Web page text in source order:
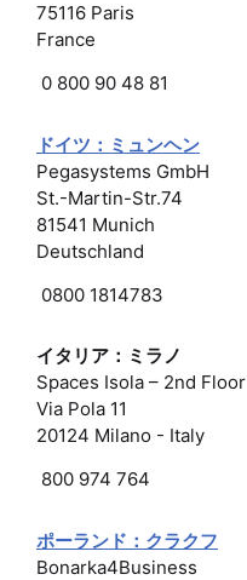
75116 Paris
France
0 800 90 48 81
ドイツ：ミュンヘン
Pegasystems GmbH
St.-Martin-Str.74
81541 Munich
Deutschland
0800 1814783
イタリア：ミラノ
Spaces Isola – 2nd Floor
Via Pola 11
20124 Milano - Italy
800 974 764
ポーランド：クラクフ
Bonarka4Business